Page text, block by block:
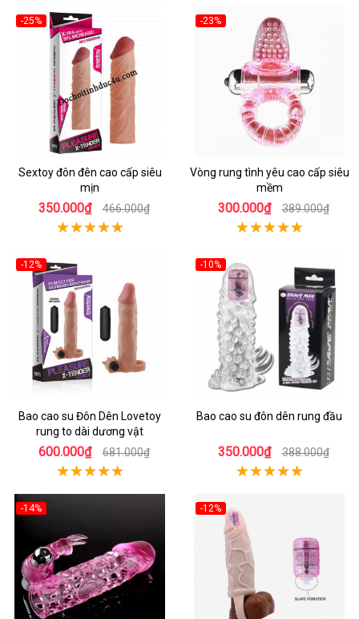
-25%
Sextoy đôn đên cao cấp siêu
mịn
350.000₫ 466.000₫
-23%
Vòng rung tình yêu cao cấp siêu
mềm
300.000₫ 389.000₫
-12%
Bao cao su Đôn Dên Lovetoy
rung to dài dương vật
600.000₫ 681.000₫
-10%
Bao cao su đôn dên rung đầu
350.000₫ 388.000₫
-14% -12%